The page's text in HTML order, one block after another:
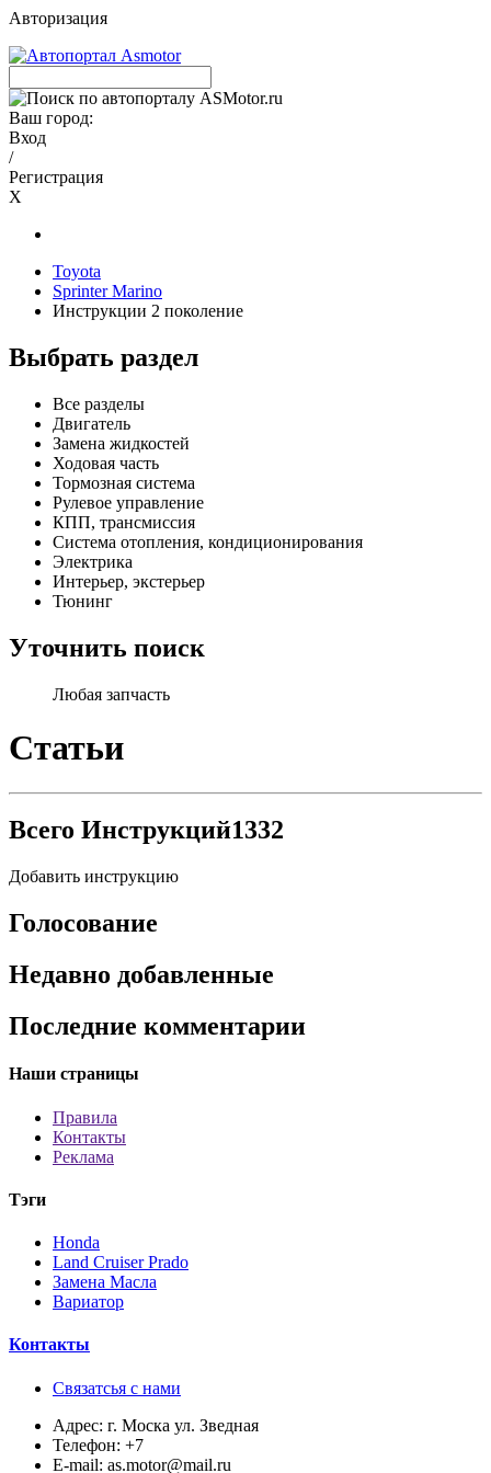
Авторизация
Ваш город:
Вход
/
Регистрация
X
Toyota
Sprinter Marino
Инструкции 2 поколение
Выбрать раздел
Все разделы
Двигатель
Замена жидкостей
Ходовая часть
Тормозная система
Рулевое управление
КПП, трансмиссия
Система отопления, кондиционирования
Электрика
Интерьер, экстерьер
Тюнинг
Уточнить поиск
Любая запчасть
Статьи
Всего Инструкций1332
Добавить инструкцию
Голосование
Недавно добавленные
Последние комментарии
Наши страницы
Правила
Контакты
Реклама
Тэги
Honda
Land Cruiser Prado
Замена Масла
Вариатор
Контакты
Связатсья с нами
Адрес: г. Моска ул. Зведная
Телефон: +7
E-mail: as.motor@mail.ru